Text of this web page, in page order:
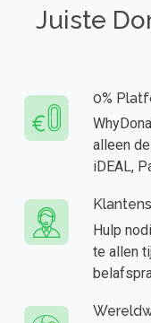
Juiste
0%
alleen
iDEAL,
Hulp
te allen